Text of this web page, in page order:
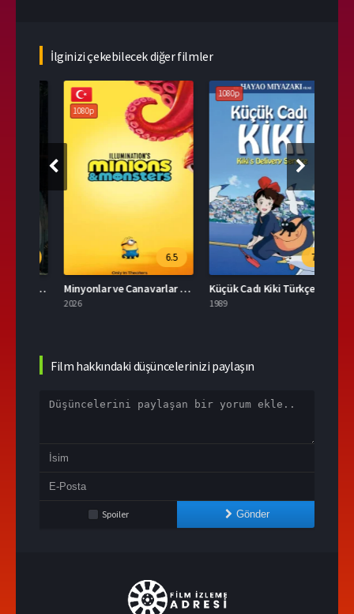
İlginizi çekebilecek diğer filmler
Minyonlar ve Canavarlar Full HD İzle
1080p
7.8
Küçük Cadı Kiki Türkçe Dublaj İzle
Film hakkındaki düşüncelerinizi paylaşın
Spoiler Gönder